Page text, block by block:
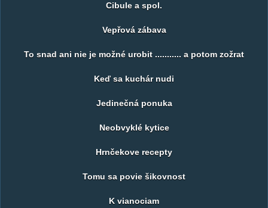
Cibule a spol.
Vepřová zábava
To snad ani nie je možné urobit ........... a potom zožrat
Keď sa kuchár nudi
Jedinečná ponuka
Neobvyklé kytice
Hrnčekove recepty
Tomu sa povie šikovnost
K vianociam